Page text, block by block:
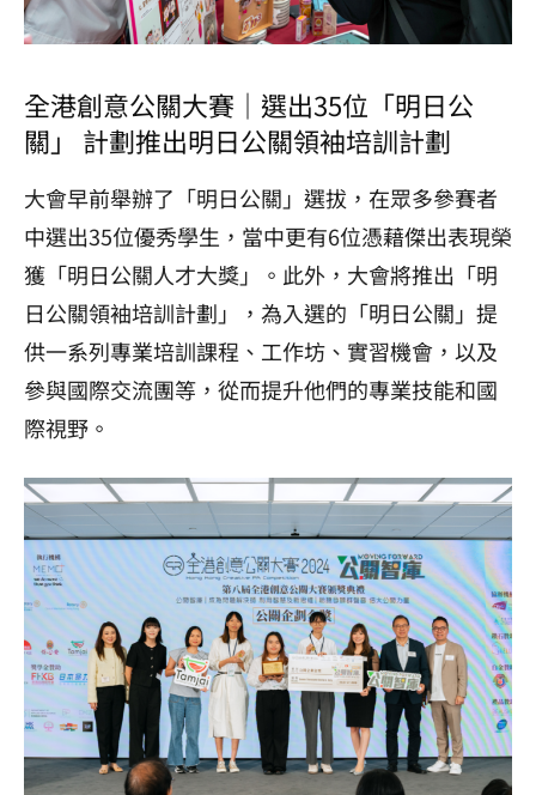
全港創意公關大賽｜選出35位「明日公
關」 計劃推出明日公關領袖培訓計劃
大會早前舉辦了「明日公關」選拔，在眾多參賽者
中選出35位優秀學生，當中更有6位憑藉傑出表現榮
獲「明日公關人才大獎」。此外，大會將推出「明
日公關領袖培訓計劃」，為入選的「明日公關」提
供一系列專業培訓課程、工作坊、實習機會，以及
參與國際交流團等，從而提升他們的專業技能和國
際視野。